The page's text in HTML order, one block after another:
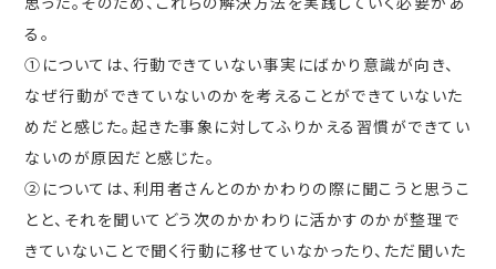
る。
①については、行動できていない事実にばかり意識が向き、
なぜ行動ができていないのかを考えることができていないた
めだと感じた。起きた事象に対してふりかえる習慣ができてい
ないのが原因だと感じた。
②については、利用者さんとのかかわりの際に聞こうと思うこ
とと、それを聞いてどう次のかかわりに活かすのかが整理で
きていないことで聞く行動に移せていなかったり、ただ聞いた